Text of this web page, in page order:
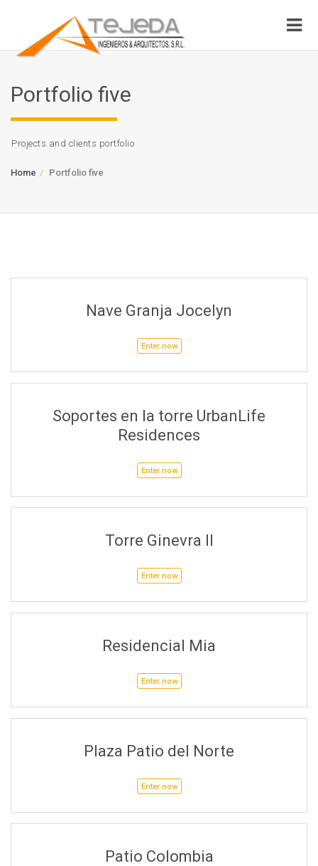
Portfolio five
Projects and clients portfolio
Home Portfolio five
Nave Granja Jocelyn
Enter now
Soportes en la torre UrbanLife
Residences
Enter now
Torre Ginevra II
Enter now
Residencial Mia
Enter now
Plaza Patio del Norte
Enter now
Patio Colombia